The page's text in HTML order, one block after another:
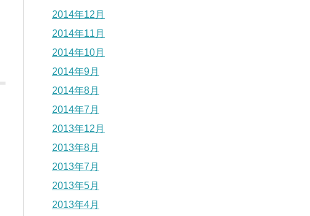
2014年12月
2014年11月
2014年10月
2014年9月
2014年8月
2014年7月
2013年12月
2013年8月
2013年7月
2013年5月
2013年4月